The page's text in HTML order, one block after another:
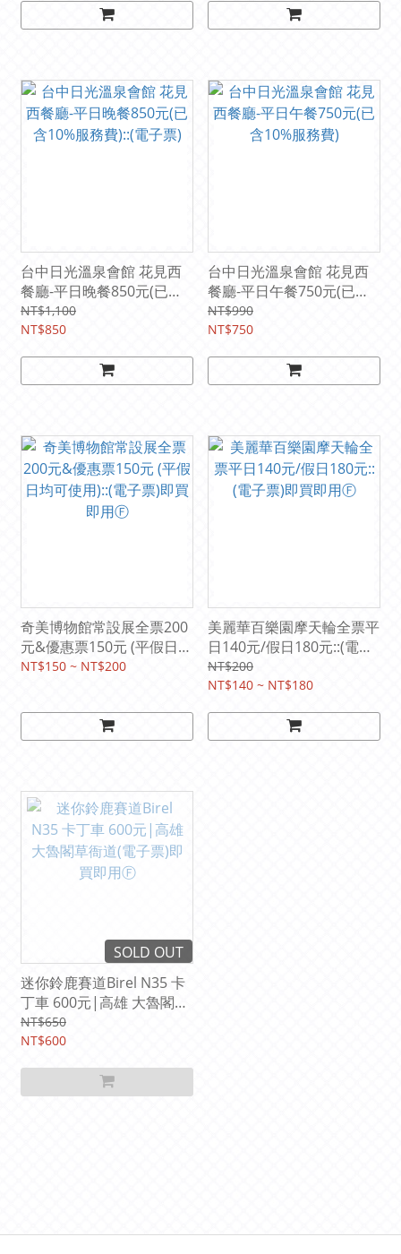
台中日光溫泉會館 花見西
餐廳-平日晚餐850元(已含
10%服務費)::(電子票)
NT$1,100
NT$850
台中日光溫泉會館 花見西
餐廳-平日午餐750元(已含
10%服務費)
NT$990
NT$750
奇美博物館常設展全票200
元&優惠票150元 (平假日均
可使用)::(電子票)即買即用
NT$150 ~ NT$200
美麗華百樂園摩天輪全票平
日140元/假日180元::(電子
票)即買即用Ⓕ
NT$200
NT$140 ~ NT$180
SOLD OUT
迷你鈴鹿賽道Birel N35 卡
丁車 600元|高雄 大魯閣草
衙道(電子票)即買即用Ⓕ
NT$650
NT$600